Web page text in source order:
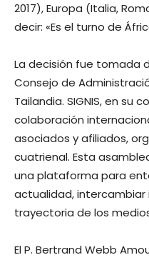
2017), Europa (Italia,
decir: «Es el turno de
La decisión fue tomada
Consejo de
Tailandia. SIGNIS, en su
colaboración
asociados y afiliados,
cuatrienal. Esta
una plataforma para
actualidad,
trayectoria de los
El P. Bertrand Webb